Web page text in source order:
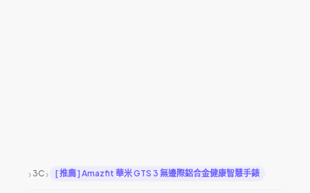
› 3C › [ 推廌 ] Amazfit 華米 GTS 3 無邊際鋁合金健康智慧手錶